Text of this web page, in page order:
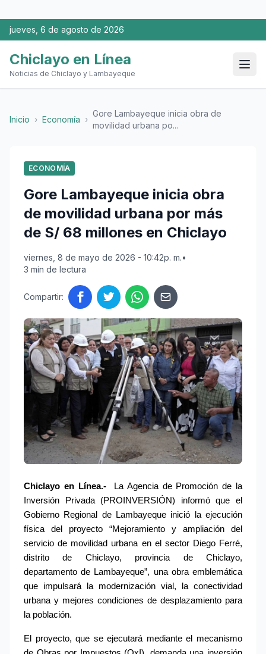
jueves, 6 de agosto de 2026
Chiclayo en Línea
Noticias de Chiclayo y Lambayeque
Inicio › Economía ›
Gore Lambayeque inicia obra de
movilidad urbana po...
ECONOMÍA
Gore Lambayeque inicia obra
de movilidad urbana por más
de S/ 68 millones en Chiclayo
viernes, 8 de mayo de 2026 - 10:42p. m.•
3 min de lectura
Compartir:
Chiclayo en Línea.-
La Agencia de Promoción de la
Inversión Privada (PROINVERSIÓN) informó que el
Gobierno Regional de Lambayeque inició la ejecución
física del proyecto “Mejoramiento y ampliación del
servicio de movilidad urbana en el sector Diego Ferré,
distrito de Chiclayo, provincia de Chiclayo,
departamento de Lambayeque”, una obra emblemática
que impulsará la modernización vial, la conectividad
urbana y mejores condiciones de desplazamiento para
la población.
El proyecto, que se ejecutará mediante el mecanismo